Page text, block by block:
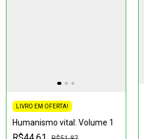
LIVRO EM OFERTA!
Humanismo vital: Volume 1